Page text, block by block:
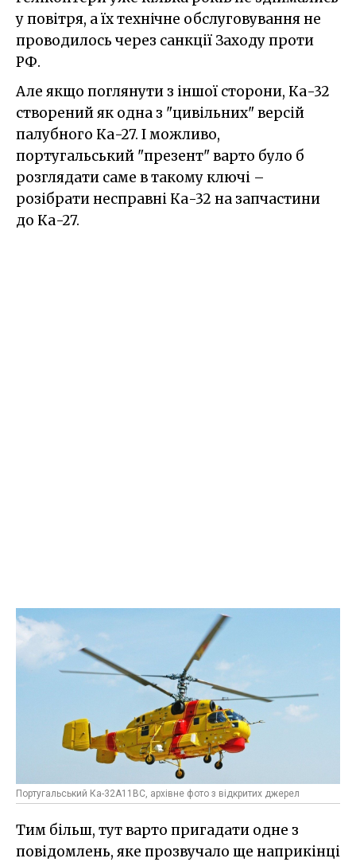
у повітря, а їх технічне обслуговування не
проводилось через санкції Заходу проти
РФ.
Але якщо поглянути з іншої сторони, Ка-32
створений як одна з "цивільних" версій
палубного Ка-27. І можливо,
португальський "презент" варто було б
розглядати саме в такому ключі –
розібрати несправні Ка-32 на запчастини
до Ка-27.
Португальський Ка-32А11BC, архівне фото з відкритих джерел
Тим більш, тут варто пригадати одне з
повідомлень, яке прозвучало ще наприкінці